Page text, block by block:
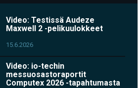
Video: Testissä Audeze
Maxwell 2 -pelikuulokkeet
15.6.2026
Video: io-techin
messuosastoraportit
Computex 2026 -tapahtumasta